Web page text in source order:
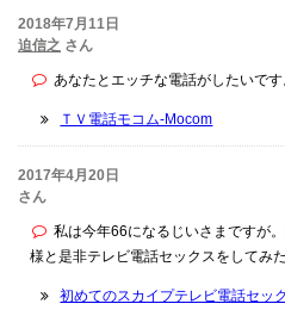
2018年7月11日
迫信之 さん
あなたとエッチな電話がしたいです
ＴＶ電話モコム-Mocom
2017年4月20日
さん
私は今年66になるじいさまですが
様と是非テレビ電話セックスをしてみた
初めてのスカイプテレビ電話セッ